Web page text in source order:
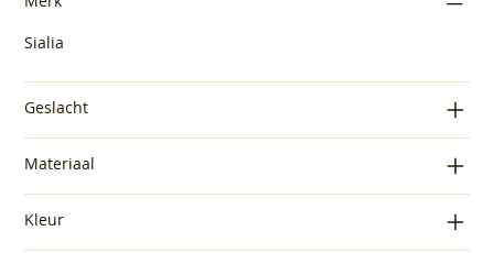
Sialia
Geslacht
Materiaal
Kleur